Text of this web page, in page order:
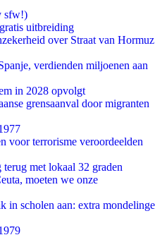
sfw!)
uitbreiding
over Straat van Hormuz
verdienden miljoenen aan
in 2028 opvolgt
grensaanval door migranten
voor terrorisme veroordeelden
met lokaal 32 graden
moeten we onze
in scholen aan: extra mondelinge